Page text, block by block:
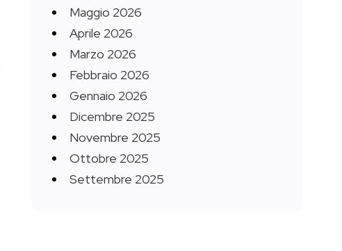
Maggio 2026
Aprile 2026
Marzo 2026
Febbraio 2026
Gennaio 2026
Dicembre 2025
Novembre 2025
Ottobre 2025
Settembre 2025